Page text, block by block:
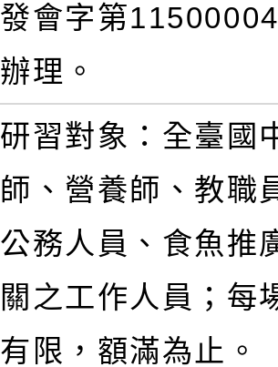
發會字第
辦理。
研習對象：全臺國
師、營養師、教職
公務人員、食魚推
關之工作人員；每
有限，額滿為止。